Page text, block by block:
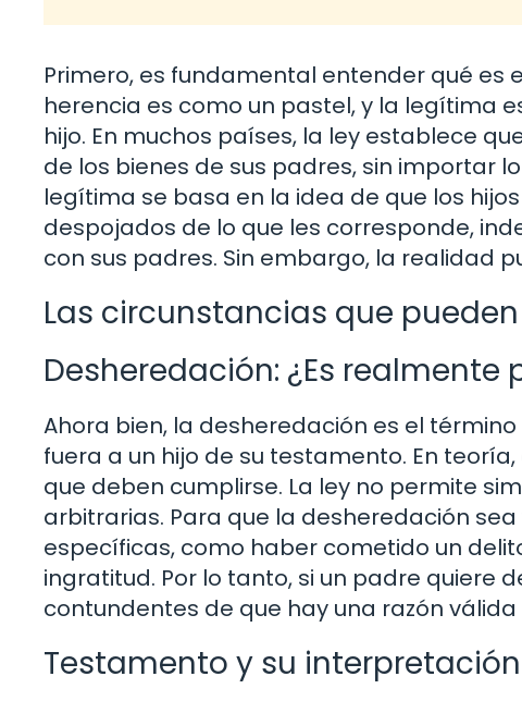
Primero, es fundamental entender qué
herencia es como un pastel, y la legítima
hijo. En muchos países, la ley establece
de los bienes de sus padres, sin importar
legítima se basa en la idea de que los
despojados de lo que les corresponde,
con sus padres. Sin embargo, la realidad
Las circunstancias que
Desheredación: ¿Es realmente
Ahora bien, la desheredación es el
fuera a un hijo de su testamento. En
que deben cumplirse. La ley no permite
arbitrarias. Para que la desheredación
específicas, como haber cometido un
ingratitud. Por lo tanto, si un padre quiere
contundentes de que hay una razón
Testamento y su interpretación